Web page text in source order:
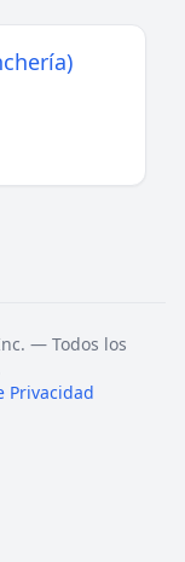
— Todos los
Privacidad